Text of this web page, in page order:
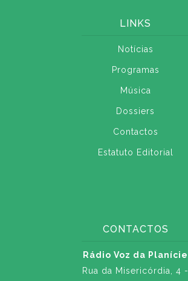
LINKS
Notícias
Programas
Música
Dossiers
Contactos
Estatuto Editorial
CONTACTOS
Rádio Voz da Planície
Rua da Misericórdia, 4 -